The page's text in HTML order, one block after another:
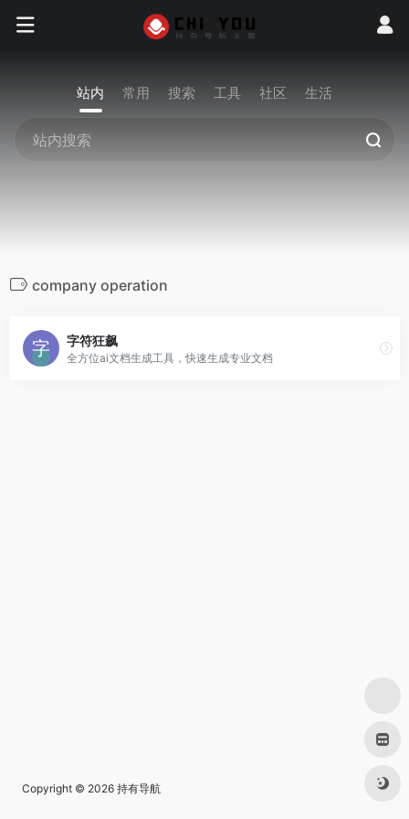
站内 常用 搜索 工具 社区 生活
company operation
字符狂飙
全方位ai文档生成工具，快速生成专业文档
Copyright © 2026 持有导航